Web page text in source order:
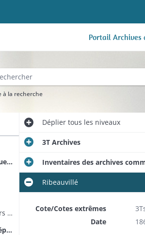
Portail Archives
à la recherche
ARMOIRIES: demandes de communes de reprendre leurs anciennes armoiries, renseignements sur les armoiries des communes (dossiers dans l'ordre alphabétique des communes)
Dépliertous les niveaux
3T Archives
Inventaires des archives
Ribeauvillé
Cote/Cotes extrêmes
Date